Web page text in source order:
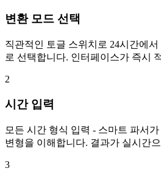
변환 모드 선택
직관적인 토글 스위치로 24시간에
로 선택합니다. 인터페이스가 즉시
2
시간 입력
모든 시간 형식 입력 - 스마트 파서
변형을 이해합니다. 결과가 실시간
3